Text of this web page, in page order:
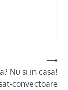
Nu si in casa!
convectoare
⟶